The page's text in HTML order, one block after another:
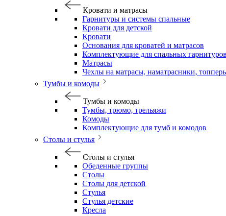
Кровати и матрасы
Гарнитуры и системы спальные
Кровати для детской
Кровати
Основания для кроватей и матрасов
Комплектующие для спальных
Матрасы
Чехлы на матрасы, наматрасники,
Тумбы и комоды
Тумбы и комоды
Тумбы, трюмо, трельяжи
Комоды
Комплектующие для тумб и комодов
Столы и стулья
Столы и стулья
Обеденные группы
Столы
Столы для детской
Стулья
Стулья детские
Кресла